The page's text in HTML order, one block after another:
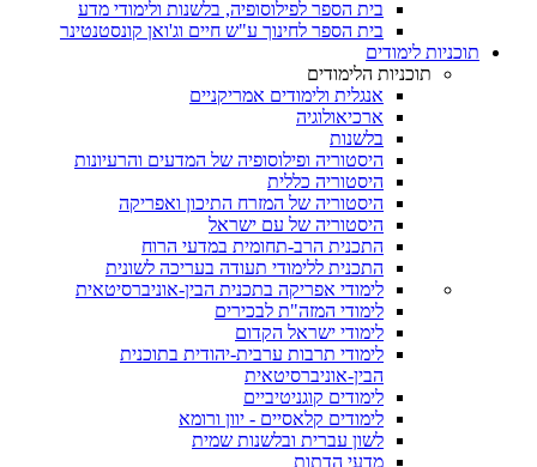
בית הספר לפילוסופיה, בלשנות ולימודי מדע
בית הספר לחינוך ע"ש חיים וג'ואן קונסטנטינר
תוכניות לימודים
תוכניות הלימודים
אנגלית ולימודים אמריקניים
ארכיאולוגיה
בלשנות
היסטוריה ופילוסופיה של המדעים והרעיונות
היסטוריה כללית
היסטוריה של המזרח התיכון ואפריקה
היסטוריה של עם ישראל
התכנית הרב-תחומית במדעי הרוח
התכנית ללימודי תעודה בעריכה לשונית
לימודי אפריקה בתכנית הבין-אוניברסיטאית
לימודי המזה"ת לבכירים
לימודי ישראל הקדום
לימודי תרבות ערבית-יהודית בתוכנית
הבין-אוניברסיטאית
לימודים קוגניטיביים
לימודים קלאסיים - יוון ורומא
לשון עברית ובלשנות שמית
מדעי הדתות